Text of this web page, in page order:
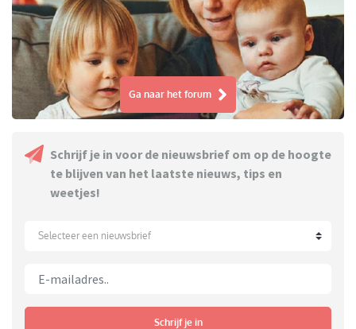
Ga naar het forum
Schrijf je in voor de nieuwsbrief om op de hoogte
te blijven van het laatste nieuws, tips en
weetjes!
Selecteer een nieuwsbrief
Schrijf je in